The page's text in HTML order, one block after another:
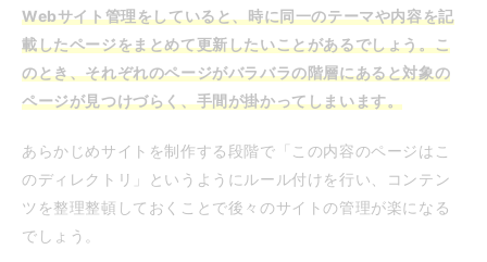
Webサイト管理をしていると、時に同一のテーマや内容を記
載したページをまとめて更新したいことがあるでしょう。こ
のとき、それぞれのページがバラバラの階層にあると対象の
ページが見つけづらく、手間が掛かってしまいます。
あらかじめサイトを制作する段階で「この内容のページはこ
のディレクトリ」というようにルール付けを行い、コンテン
ツを整理整頓しておくことで後々のサイトの管理が楽になる
でしょう。